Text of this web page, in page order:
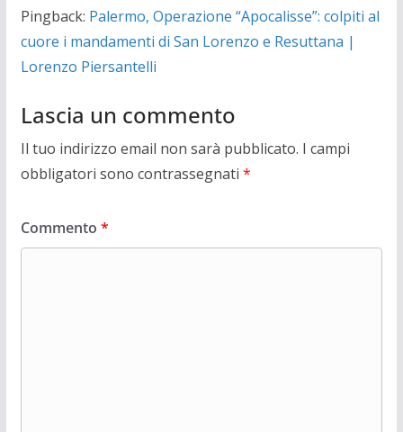
Pingback: Palermo, Operazione “Apocalisse”: colpiti al
cuore i mandamenti di San Lorenzo e Resuttana |
Lorenzo Piersantelli
Lascia un commento
Il tuo indirizzo email non sarà pubblicato. I campi
obbligatori sono contrassegnati *
Commento *